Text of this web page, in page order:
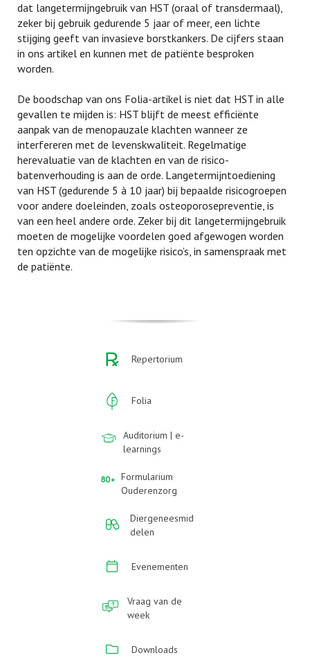
dat langetermijngebruik van HST (oraal of transdermaal),
zeker bij gebruik gedurende 5 jaar of meer, een lichte
stijging geeft van invasieve borstkankers. De cijfers staan
in ons artikel en kunnen met de patiënte besproken
worden.
De boodschap van ons Folia-artikel is niet dat HST in alle
gevallen te mijden is: HST blijft de meest efficiënte
aanpak van de menopauzale klachten wanneer ze
interfereren met de levenskwaliteit. Regelmatige
herevaluatie van de klachten en van de risico-
batenverhouding is aan de orde. Langetermijntoediening
van HST (gedurende 5 à 10 jaar) bij bepaalde risicogroepen
voor andere doeleinden, zoals osteoporosepreventie, is
van een heel andere orde. Zeker bij dit langetermijngebruik
moeten de mogelijke voordelen goed afgewogen worden
ten opzichte van de mogelijke risico’s, in samenspraak met
de patiënte.
Repertorium
Folia
Auditorium | e-
learnings
Formularium
Ouderenzorg
Diergeneesmid
delen
Evenementen
Vraag van de
week
Downloads